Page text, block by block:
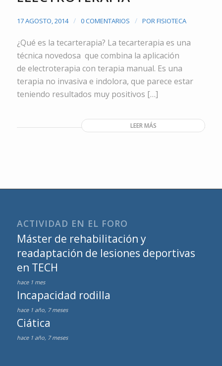
17 AGOSTO, 2014 / 0 COMENTARIOS / POR FISIOTECA
¿Qué es la tecarterapia? La tecarterapia es una
técnica novedosa que combina la aplicación
de electroterapia con terapia manual. Es una
terapia no invasiva e indolora, que parece estar
teniendo resultados muy positivos […]
LEER MÁS
ACTIVIDAD EN EL FORO
Máster de rehabilitación y
readaptación de lesiones deportivas
en TECH
hace 1 mes
Incapacidad rodilla
hace 1 año, 7 meses
Ciática
hace 1 año, 7 meses